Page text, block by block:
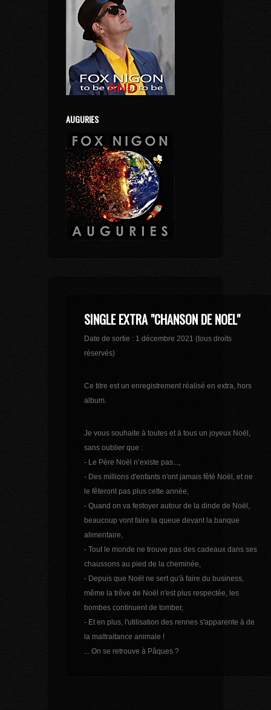
AUGURIES
SINGLE EXTRA "CHANSON DE NOEL"
Date de sortie : 1 décembre 2021 (tous droits
réservés)
Ce titre est un enregistrement réalisé en extra, hors
album.
Je vous souhaite à toutes et à tous un joyeux Noël,
sans oublier que :
- Le Père Noël n’existe pas...,
- Des millions d'enfants n'ont jamais fêté Noël, et ne
le fêteront pas plus cette année,
- Quand on va festoyer autour de la dinde de Noël,
beaucoup vont faire la queue devant la banque
alimentaire,
- Tout le monde ne trouve pas des cadeaux dans ses
chaussons au pied de la cheminée,
- Depuis que Noël ne sert qu'à faire du business,
même la trêve de Noël n'est plus respectée, les
bombes continuent de tomber,
- Et en plus, l'utilisation des rennes s'apparente à de
la maltraitance animale !
... On se retrouve à Pâques ?